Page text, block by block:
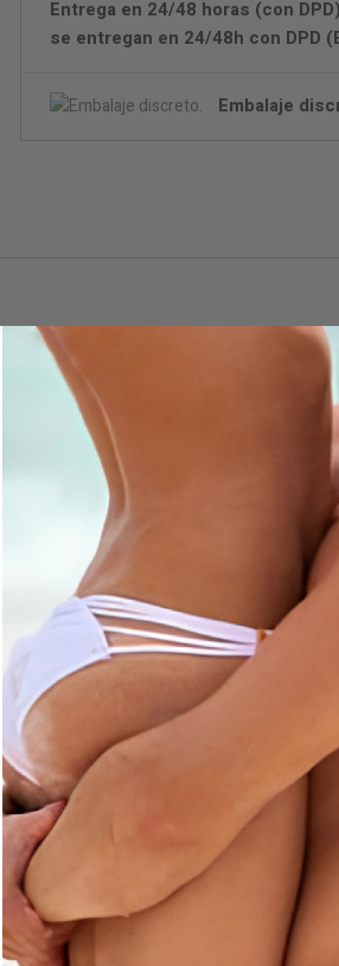
Entrega en 24/48 horas (con
se entregan en 24/48h con DPD
Embalaje
para quienes viven intensamente
sin freno.
libertad. Con Top Twink, la noche
estrictas. Cada frasco está controlado
tras uso.
recorrer tu cuerpo, tu excitación crecer
necesitas.